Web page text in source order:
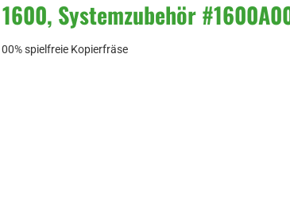
Systemzubehör
spielfreie Kopierfräse